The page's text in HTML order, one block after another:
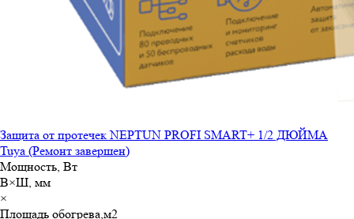
Защита от протечек NEPTUN PROFI SMART+ 1/2 ДЮЙМА
Tuya (Ремонт завершен)
Мощность, Вт
В×Ш, мм
×
Площадь обогрева,м2